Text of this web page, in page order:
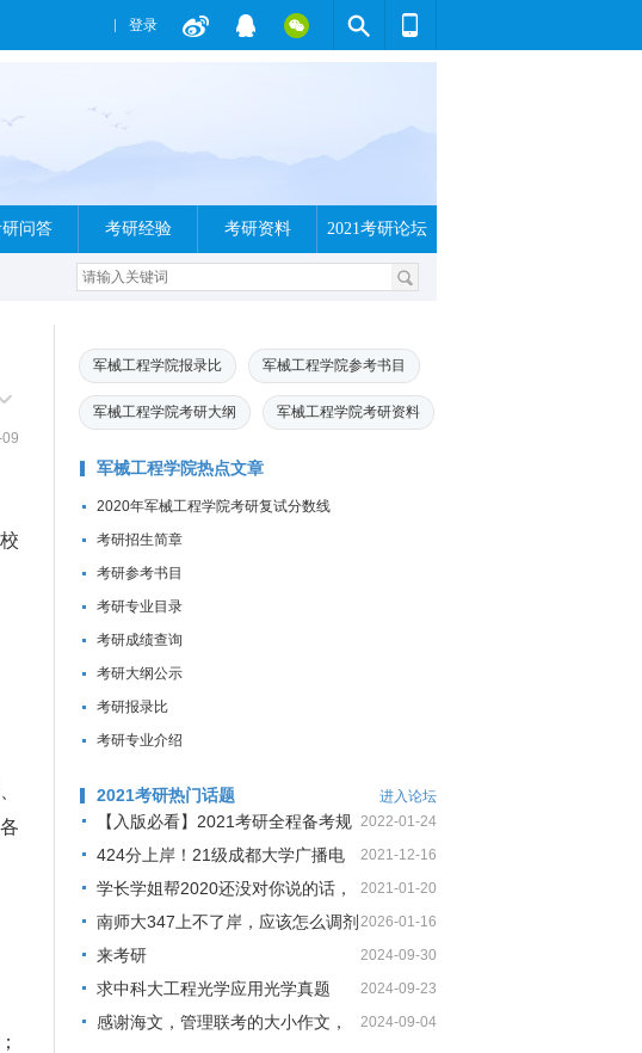
登录
问答 考研经验 考研资料 2021考研论坛
军械工程学院报录比 军械工程学院参考书目
军械工程学院考研大纲 军械工程学院考研资料
军械工程学院热点文章
2020年军械工程学院考研复试分数线
考研招生简章
考研参考书目
考研专业目录
考研成绩查询
考研大纲公示
考研报录比
考研专业介绍
2021考研热门话题
进入论坛
2022-01-24
【入版必看】2021考研全程备考规
划！
2021-12-16
424分上岸！21级成都大学广播电
视第1名三跨二战上岸经
2021-01-20
学长学姐帮2020还没对你说的话，
今天这就告诉你
2026-01-16
南师大347上不了岸，应该怎么调剂
2024-09-30
来考研
2024-09-23
求中科大工程光学应用光学真题
2024-09-04
感谢海文，管理联考的大小作文，